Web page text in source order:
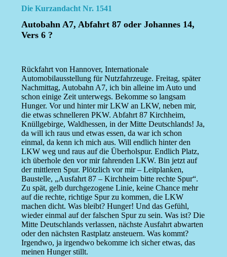
Die Kurzandacht Nr. 1541
Autobahn A7, Abfahrt 87 oder Johannes 14,
Vers 6 ?
Rückfahrt von Hannover, Internationale
Automobilausstellung für Nutzfahrzeuge. Freitag, später
Nachmittag, Autobahn A7, ich bin alleine im Auto und
schon einige Zeit unterwegs. Bekomme so langsam
Hunger. Vor und hinter mir LKW an LKW, neben mir,
die etwas schnelleren PKW. Abfahrt 87 Kirchheim,
Knüllgebirge, Waldhessen, in der Mitte Deutschlands! Ja,
da will ich raus und etwas essen, da war ich schon
einmal, da kenn ich mich aus. Will endlich hinter den
LKW weg und raus auf die Überholspur. Endlich Platz,
ich überhole den vor mir fahrenden LKW. Bin jetzt auf
der mittleren Spur. Plötzlich vor mir – Leitplanken,
Baustelle, „Ausfahrt 87 – Kirchheim bitte rechte Spur“.
Zu spät, gelb durchgezogene Linie, keine Chance mehr
auf die rechte, richtige Spur zu kommen, die LKW
machen dicht. Was bleibt? Hunger! Und das Gefühl,
wieder einmal auf der falschen Spur zu sein. Was ist? Die
Mitte Deutschlands verlassen, nächste Ausfahrt abwarten
oder den nächsten Rastplatz ansteuern. Was kommt?
Irgendwo, ja irgendwo bekomme ich sicher etwas, das
meinen Hunger stillt.